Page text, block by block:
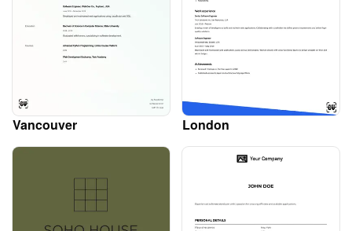
Vancouver London